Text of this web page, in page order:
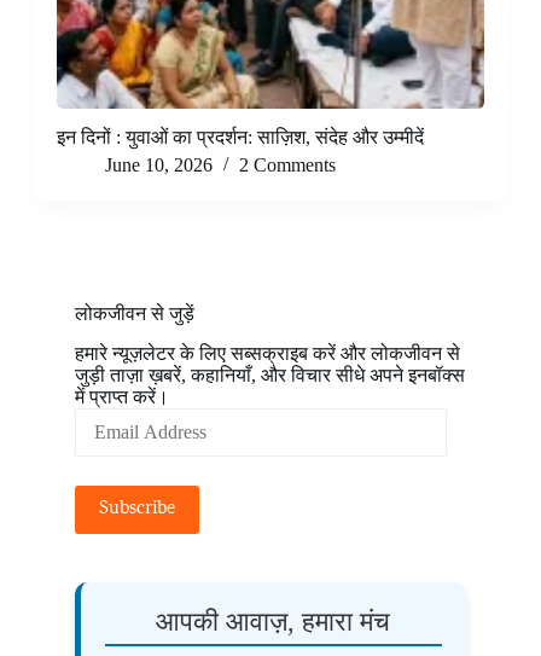
इन दिनों : युवाओं का प्रदर्शन: साज़िश, संदेह और उम्मीदें
June 10, 2026
2 Comments
लोकजीवन से जुड़ें
हमारे न्यूज़लेटर के लिए सब्सक्राइब करें और लोकजीवन से
जुड़ी ताज़ा ख़बरें, कहानियाँ, और विचार सीधे अपने इनबॉक्स
में प्राप्त करें।
Address
Subscribe
आपकी आवाज़, हमारा मंच